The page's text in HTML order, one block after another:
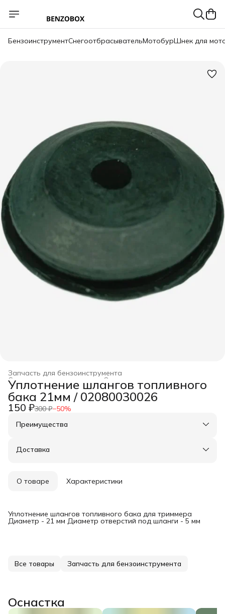
БензоинструментСнегоотбрасывательМотобурШнек для
Запчасть для бензоинструмента
Оснастка для инструмента
Строительство и ремонт
Главная ›
Уплотнение шлангов топливного
бака 21мм / 02080030026
150 ₽300 ₽−50%
Преимущества
Удобный возврат
Доставка
О товаре Характеристики
Уплотнение шлангов топливного бака для триммера
Диаметр - 21 мм Диаметр отверстий под шланги - 5 мм
Все товары Запчасть для бензоинструмента
Оснастка